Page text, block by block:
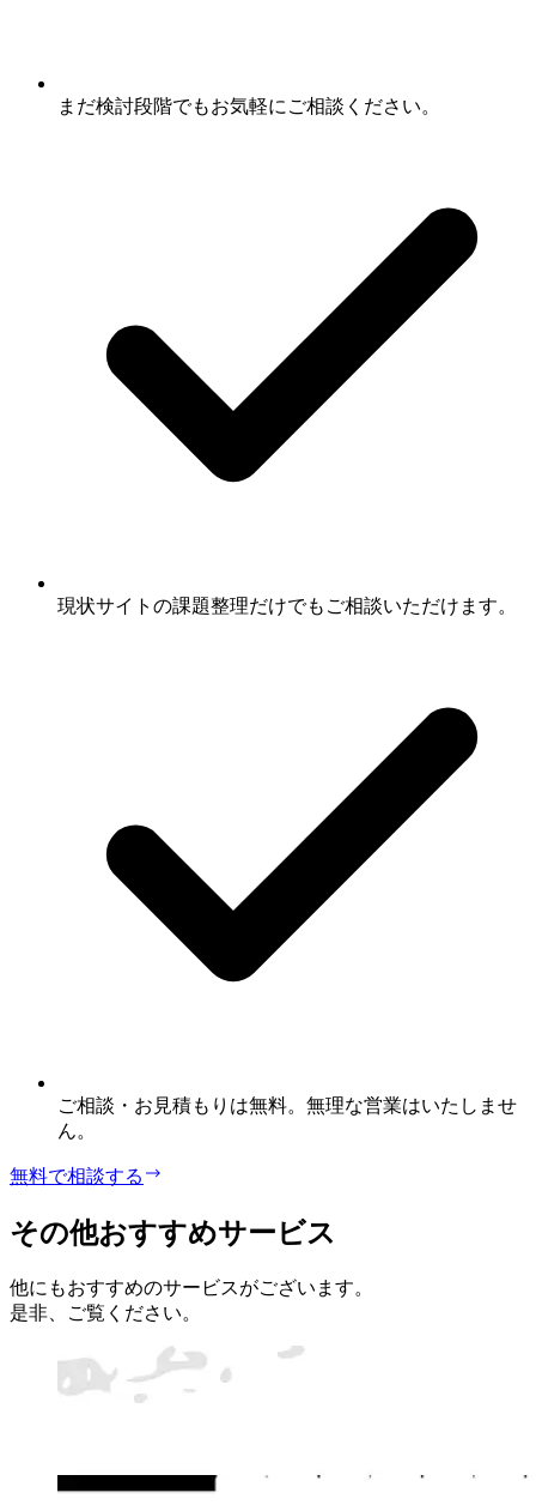
まだ検討段階でもお気軽にご相談ください。
現状サイトの課題整理だけでもご相談いただけます。
ご相談・お見積もりは無料。無理な営業はいたしませ
ん。
無料で相談する
その他おすすめサービス
他にもおすすめのサービスがございます。
是非、ご覧ください。